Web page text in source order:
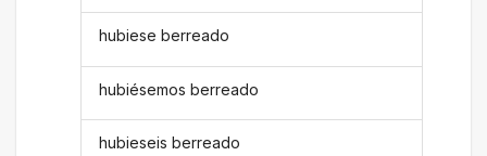
hubiese berreado
hubiésemos berreado
hubieseis berreado